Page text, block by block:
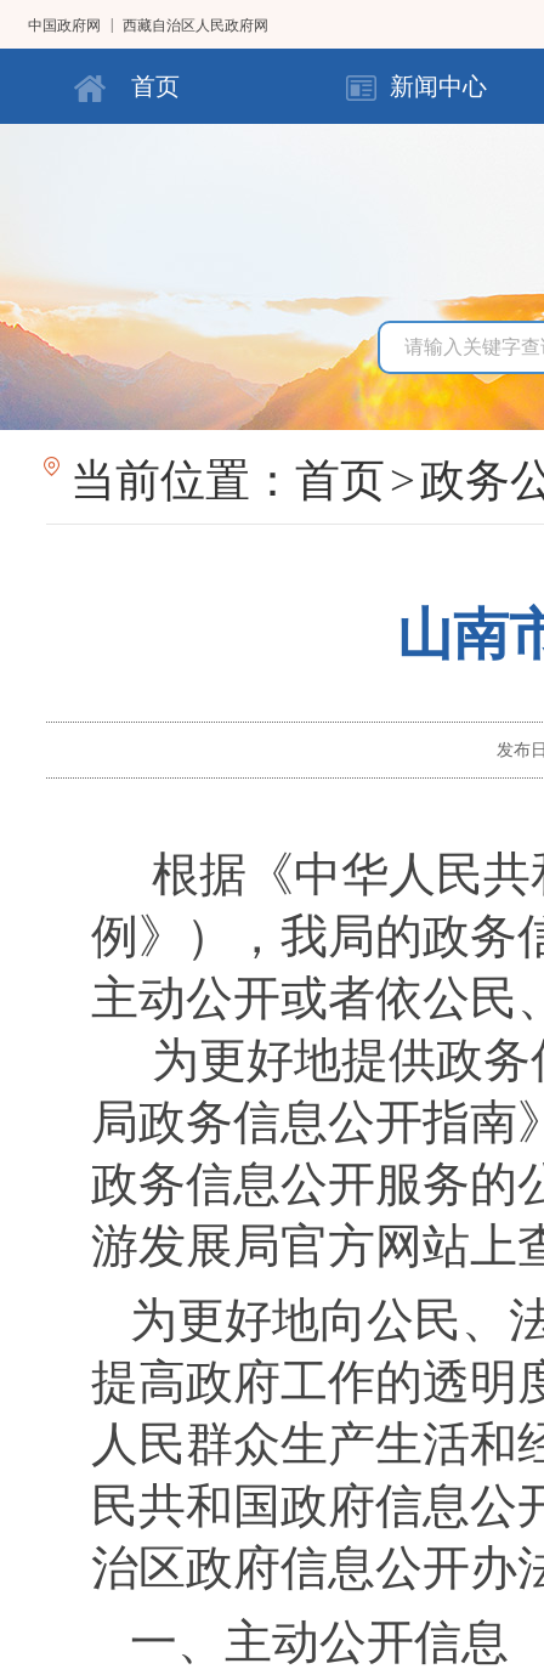
中国政府网 西藏自治区人民政府网
首页 新闻中心
当前位置： 首页>政务
山南
发布
根据《中华人民共
例》），我局的政务
主动公开或者依公民
为更好地提供政务
局政务信息公开指南
政务信息公开服务的
游发展局官方网站上
为更好地向公民、
提高政府工作的透明
人民群众生产生活和
民共和国政府信息公
治区政府信息公开办
一、主动公开信息